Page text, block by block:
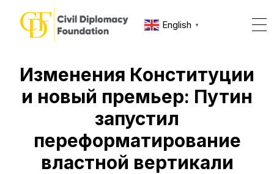
English ▼
Изменения Конституции
и новый премьер: Путин
запустил
переформатирование
властной вертикали